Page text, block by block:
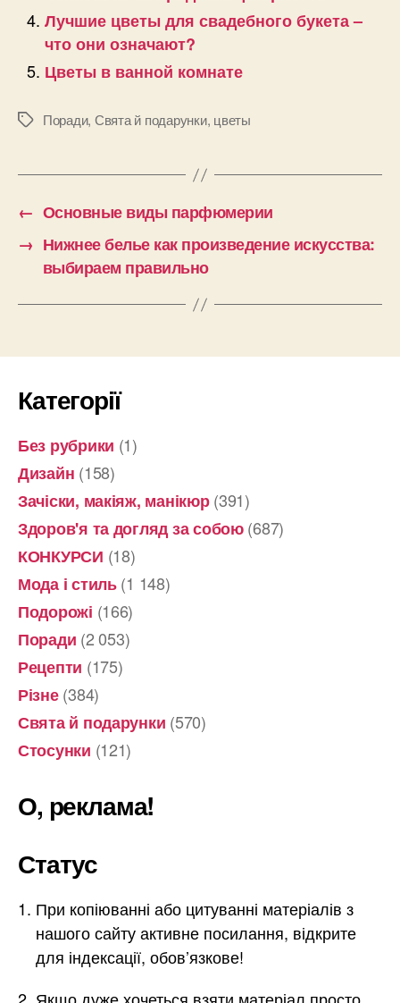
Лучшие цветы для свадебного букета –
что они означают?
Цветы в ванной комнате
Позначки
Поради, Свята й подарунки, цветы
← Основные виды парфюмерии
→ Нижнее белье как произведение искусства:
выбираем правильно
Категорії
Без рубрики (1)
Дизайн (158)
Зачіски, макіяж, манікюр(391)
Здоров'я та догляд за собою(687)
КОНКУРСИ (18)
Мода і стиль(1 148)
Подорожі (166)
Поради (2 053)
Рецепти (175)
Різне(384)
Свята й подарунки (570)
Стосунки (121)
О, реклама!
Статус
При копіюванні або цитуванні матеріалів з
нашого сайту активне посилання, відкрите
для індексації, обов’язкове!